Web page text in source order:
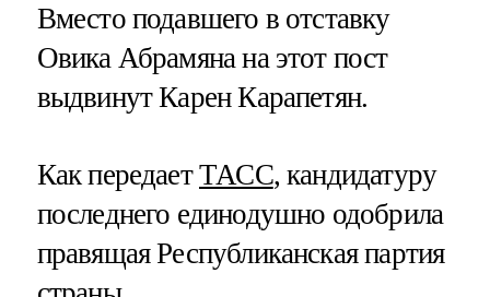
Вместо подавшего в отставку
Овика Абрамяна на этот пост
выдвинут Карен Карапетян.
Как передаетТАСС, кандидатуру
последнего единодушно одобрила
правящая Республиканская партия